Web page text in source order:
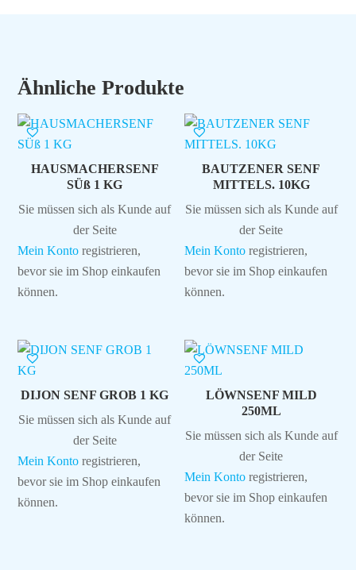
Ähnliche Produkte
HAUSMACHERSENF
SÜß 1 KG
Sie müssen sich als Kunde auf
der Seite
Mein Konto registrieren,
bevor sie im Shop einkaufen
können.
BAUTZENER SENF
MITTELS. 10KG
Sie müssen sich als Kunde auf
der Seite
Mein Konto registrieren,
bevor sie im Shop einkaufen
können.
DIJON SENF GROB 1 KG
Sie müssen sich als Kunde auf
der Seite
Mein Konto registrieren,
bevor sie im Shop einkaufen
können.
LÖWNSENF MILD
250ML
Sie müssen sich als Kunde auf
der Seite
Mein Konto registrieren,
bevor sie im Shop einkaufen
können.